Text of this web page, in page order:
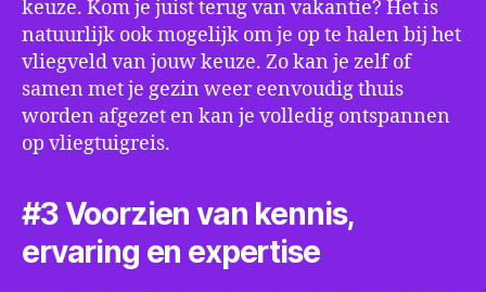
keuze. Kom je juist terug van vakantie? Het is
natuurlijk ook mogelijk om je op te halen bij het
vliegveld van jouw keuze. Zo kan je zelf of
samen met je gezin weer eenvoudig thuis
worden afgezet en kan je volledig ontspannen
op vliegtuigreis.
#3 Voorzien van kennis,
ervaring en expertise